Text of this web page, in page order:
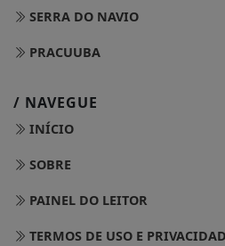
SERRA DO NAVIO
PRACUUBA
/ NAVEGUE
INÍCIO
SOBRE
PAINEL DO LEITOR
TERMOS DE USO E